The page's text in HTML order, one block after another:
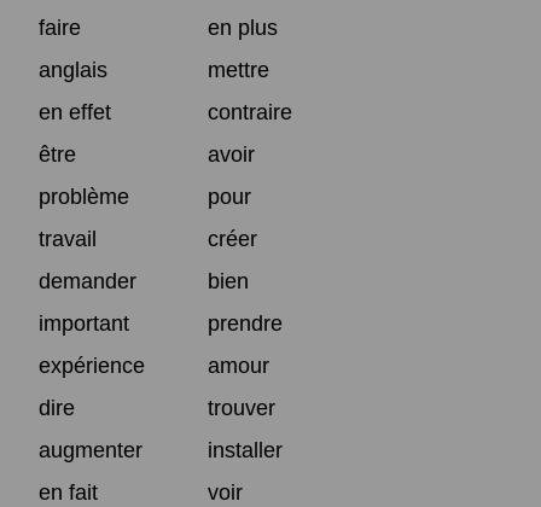
faire
en plus
anglais
mettre
en effet
contraire
être
avoir
problème
pour
travail
créer
demander
bien
important
prendre
expérience
amour
dire
trouver
augmenter
installer
en fait
voir